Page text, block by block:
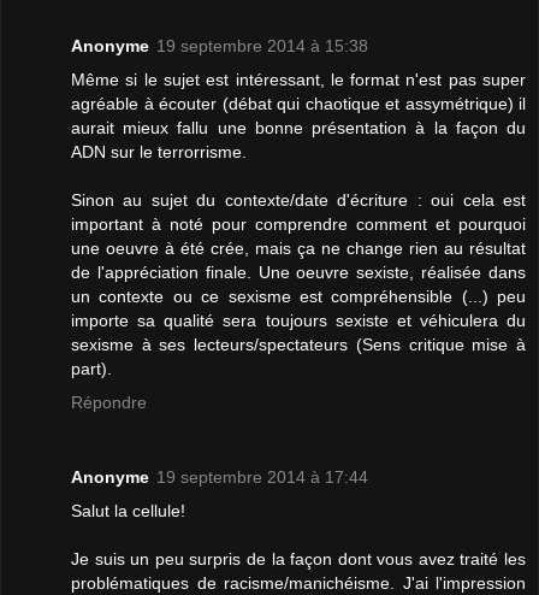
Anonyme 19 septembre 2014 à 15:38
Même si le sujet est intéressant, le format n'est pas super
agréable à écouter (débat qui chaotique et assymétrique) il
aurait mieux fallu une bonne présentation à la façon du
ADN sur le terrorrisme.
Sinon au sujet du contexte/date d'écriture : oui cela est
important à noté pour comprendre comment et pourquoi
une oeuvre à été crée, mais ça ne change rien au résultat
de l'appréciation finale. Une oeuvre sexiste, réalisée dans
un contexte ou ce sexisme est compréhensible (...) peu
importe sa qualité sera toujours sexiste et véhiculera du
sexisme à ses lecteurs/spectateurs (Sens critique mise à
part).
Répondre
Anonyme 19 septembre 2014 à 17:44
Salut la cellule!
Je suis un peu surpris de la façon dont vous avez traité les
problématiques de racisme/manichéisme. J'ai l'impression